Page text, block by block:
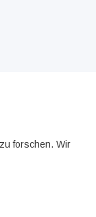
forschen. Wir